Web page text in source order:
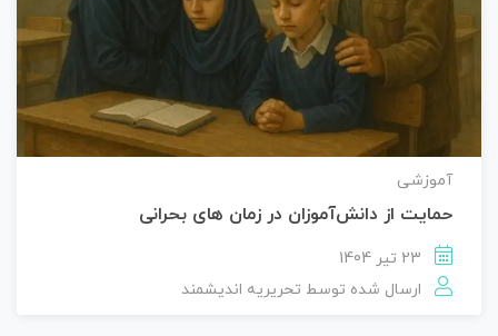
آموزشی
حمایت از دانش‌آموزان در زمان های بحرانی
ارسال شده توسط تحریریه اندیشمند